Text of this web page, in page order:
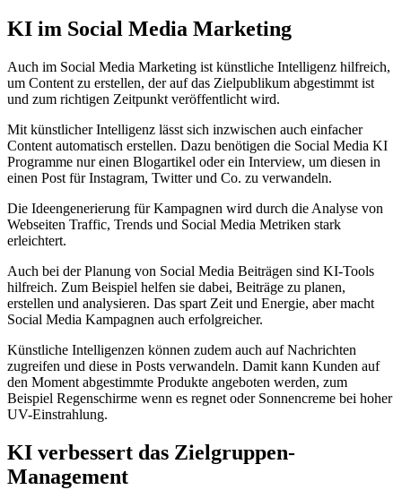
KI im Social Media Marketing
Auch im Social Media Marketing ist künstliche Intelligenz hilfreich,
um Content zu erstellen, der auf das Zielpublikum abgestimmt ist
und zum richtigen Zeitpunkt veröffentlicht wird.
Mit künstlicher Intelligenz lässt sich inzwischen auch einfacher
Content automatisch erstellen. Dazu benötigen die Social Media KI
Programme nur einen Blogartikel oder ein Interview, um diesen in
einen Post für Instagram, Twitter und Co. zu verwandeln.
Die Ideengenerierung für Kampagnen wird durch die Analyse von
Webseiten Traffic, Trends und Social Media Metriken stark
erleichtert.
Auch bei der Planung von Social Media Beiträgen sind KI-Tools
hilfreich. Zum Beispiel helfen sie dabei, Beiträge zu planen,
erstellen und analysieren. Das spart Zeit und Energie, aber macht
Social Media Kampagnen auch erfolgreicher.
Künstliche Intelligenzen können zudem auch auf Nachrichten
zugreifen und diese in Posts verwandeln. Damit kann Kunden auf
den Moment abgestimmte Produkte angeboten werden, zum
Beispiel Regenschirme wenn es regnet oder Sonnencreme bei hoher
UV-Einstrahlung.
KI verbessert das Zielgruppen-
Management